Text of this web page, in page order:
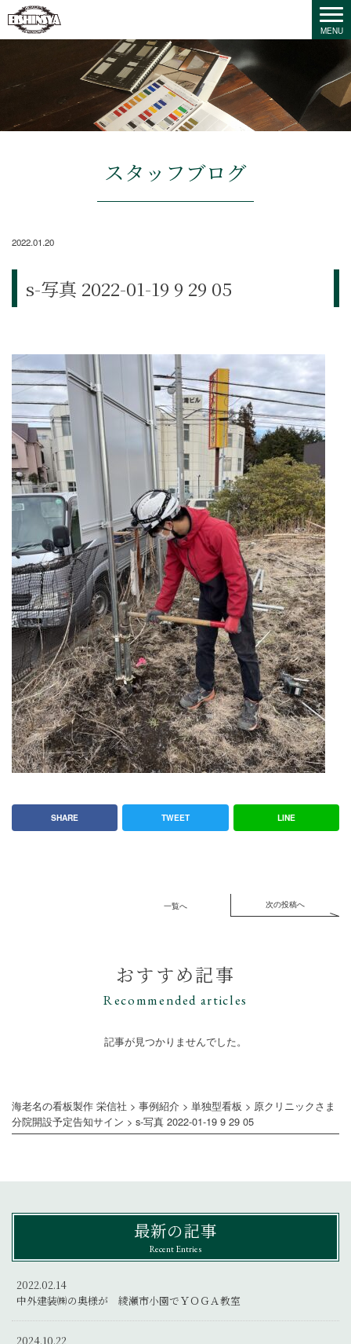
スタッフブログ
2022.01.20
s-写真 2022-01-19 9 29 05
SHARE TWEET LINE
一覧へ 次の投稿へ
おすすめ記事
Recommended articles
記事が見つかりませんでした。
海老名の看板製作 栄信社 > 事例紹介 > 単独型看板 > 原クリニックさま
分院開設予定告知サイン > s-写真 2022-01-19 9 29 05
最新の記事
Recent Entries
2022.02.14
中外建装㈱の奥様が 綾瀬市小園でＹＯＧＡ教室
2024.10.22